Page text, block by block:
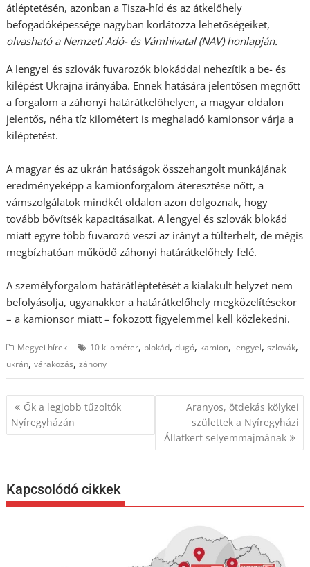
átléptetésén, azonban a Tisza-híd és az átkelőhely
befogadóképessége nagyban korlátozza lehetőségeiket,
olvasható a Nemzeti Adó- és Vámhivatal (NAV) honlapján.
A lengyel és szlovák fuvarozók blokáddal nehezítik a be- és
kilépést Ukrajna irányába. Ennek hatására jelentősen megnőtt
a forgalom a záhonyi határátkelőhelyen, a magyar oldalon
jelentős, néha tíz kilométert is meghaladó kamionsor várja a
kiléptetést.
A magyar és az ukrán hatóságok összehangolt munkájának
eredményeképp a kamionforgalom áteresztése nőtt, a
vámszolgálatok mindkét oldalon azon dolgoznak, hogy
tovább bővítsék kapacitásaikat. A lengyel és szlovák blokád
miatt egyre több fuvarozó veszi az irányt a túlterhelt, de mégis
megbízhatóan működő záhonyi határátkelőhely felé.
A személyforgalom határátléptetését a kialakult helyzet nem
befolyásolja, ugyanakkor a határátkelőhely megközelítésekor
– a kamionsor miatt – fokozott figyelemmel kell közlekedni.
Megyei hírek 10 kilométer, blokád,dugó, kamion, lengyel,szlovák,
ukrán,várakozás,záhony
Bejegyzés
navigáció
Ők a legjobb tűzoltók
Nyíregyházán
Aranyos, ötdekás kölykei
születtek a Nyíregyházi
Állatkert selyemmajmának
Kapcsolódó cikkek